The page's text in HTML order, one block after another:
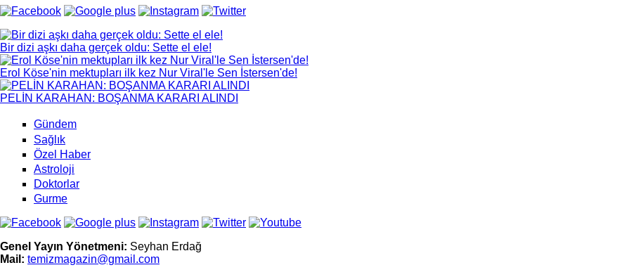
Bir dizi aşkı daha gerçek oldu: Sette el ele!
Erol Köse'nin mektupları ilk kez Nur Viral'le Sen İstersen'de!
PELİN KARAHAN: BOŞANMA KARARI ALINDI
Gündem
Sağlık
Özel Haber
Astroloji
Doktorlar
Gurme
Genel Yayın Yönetmeni: Seyhan Erdağ
Mail: temizmagazin@gmail.com